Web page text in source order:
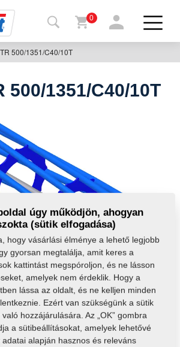
0
500/1351/C40/10T
500/1351/C40/10T
úgy működjön, ahogyan
(sütik elfogadása)
hogy vásárlási élménye a lehető legjobb
gyorsan megtalálja, amit keres a
kattintást megspóroljon, és ne lásson
amelyek nem érdeklik. Hogy a
lássa az oldalt, és ne kelljen minden
Ezért van szükségünk a sütik
hozzájárulására. Az „OK” gombra
a sütibeállításokat, amelyek lehetővé
adatai alapján hasznos és releváns